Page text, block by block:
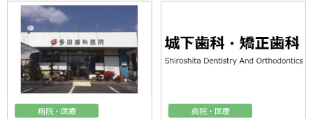
病院・医療 病院・医療